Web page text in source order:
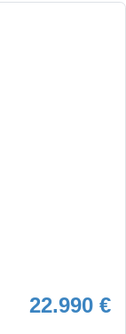
22.990 €